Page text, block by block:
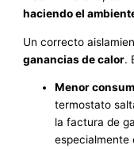
haciendo el
Un correcto
ganancias de calor.
Menor
termostato
la factura de
especialmente